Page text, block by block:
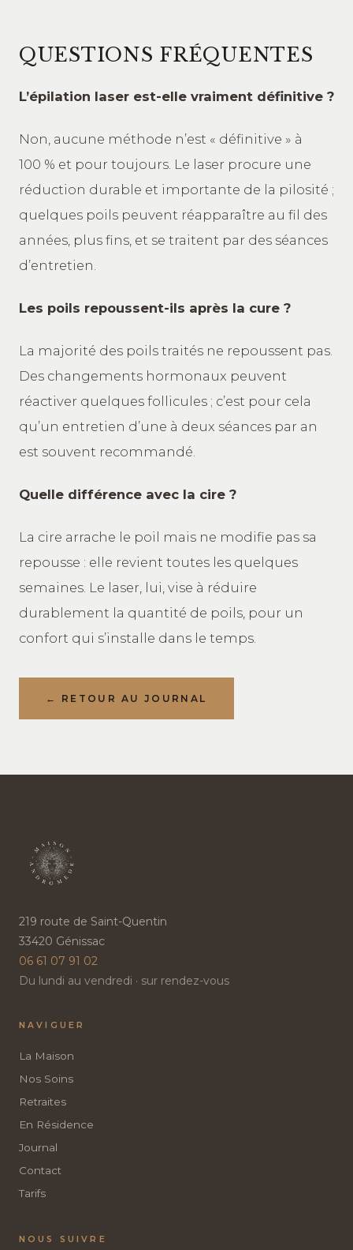
QUESTIONS FRÉQUENTES
L’épilation laser est-elle vraiment définitive ?
Non, aucune méthode n’est « définitive » à
100 % et pour toujours. Le laser procure une
réduction durable et importante de la pilosité ;
quelques poils peuvent réapparaître au fil des
années, plus fins, et se traitent par des séances
d’entretien.
Les poils repoussent-ils après la cure ?
La majorité des poils traités ne repoussent pas.
Des changements hormonaux peuvent
réactiver quelques follicules ; c’est pour cela
qu’un entretien d’une à deux séances par an
est souvent recommandé.
Quelle différence avec la cire ?
La cire arrache le poil mais ne modifie pas sa
repousse : elle revient toutes les quelques
semaines. Le laser, lui, vise à réduire
durablement la quantité de poils, pour un
confort qui s’installe dans le temps.
← RETOUR AU JOURNAL
219 route de Saint-Quentin
33420 Génissac
06 61 07 91 02
Du lundi au vendredi · sur rendez-vous
NAVIGUER
La Maison
Nos Soins
Retraites
En Résidence
Journal
Contact
Tarifs
NOUS SUIVRE